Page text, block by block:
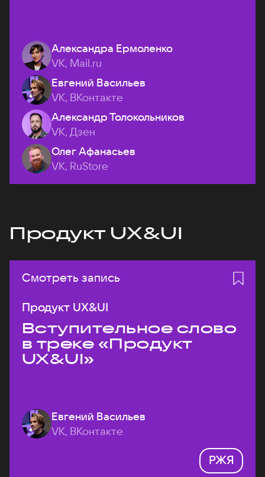
Александра Ермоленко
VK, Mail.ru
Евгений Васильев
VK, ВКонтакте
Александр Толокольников
VK, Дзен
Олег Афанасьев
VK, RuStore
Продукт UX&UI
Смотреть запись
Продукт UX&UI
Вступительное слово
в треке «Продукт
UX&UI»
Евгений Васильев
VK, ВКонтакте
РЖЯ